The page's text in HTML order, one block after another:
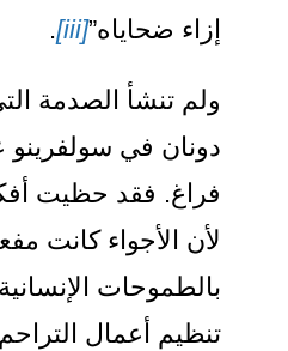
ضحاياه”[iii]
.
تنشأ الصدمة التي
فقد حظيت أفكاره
الأجواء كانت مفعمة
الإنسانية
أعمال التراحم عبر